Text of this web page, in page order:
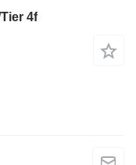
4f